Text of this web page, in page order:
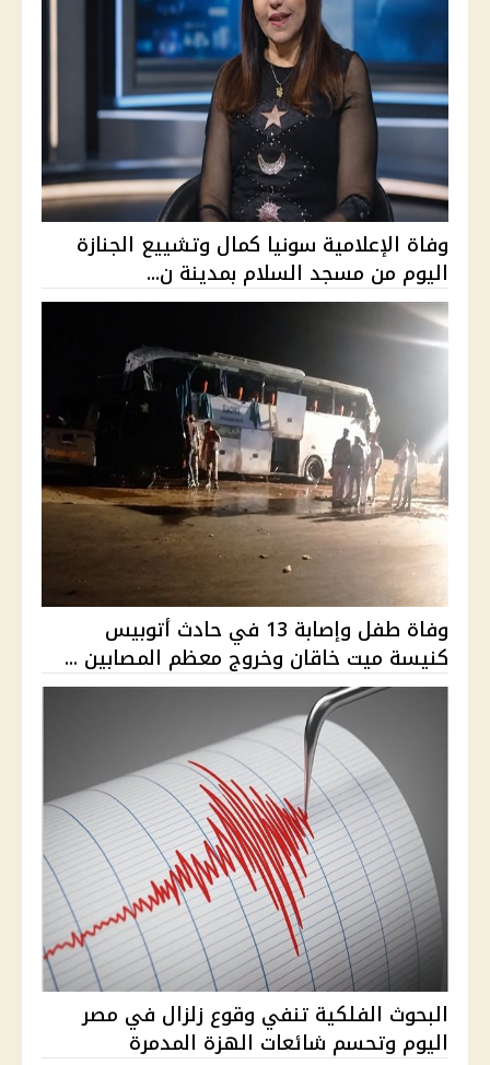
وفاة الإعلامية سونيا كمال وتشييع الجنازة
اليوم من مسجد السلام بمدينة ن...
وفاة طفل وإصابة 13 في حادث أتوبيس
كنيسة ميت خاقان وخروج معظم المصابين ...
البحوث الفلكية تنفي وقوع زلزال في مصر
اليوم وتحسم شائعات الهزة المدمرة